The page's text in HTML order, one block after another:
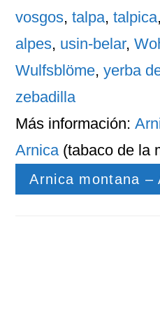
vosgos,talpa,talpica
alpes, usin-belar,
Wulfsblöme,yerba
zebadilla
Más información:
Arnica(tabaco de la
Arnica montana –